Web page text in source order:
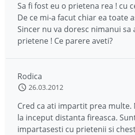
Sa fi fost eu o prietena rea ! cu
De ce mi-a facut chiar ea toate
Sincer nu va doresc nimanui sa
prietene ! Ce parere aveti?
Rodica
26.03.2012
Cred ca ati impartit prea multe.
la inceput distanta fireasca.
impartasesti cu prietenii si